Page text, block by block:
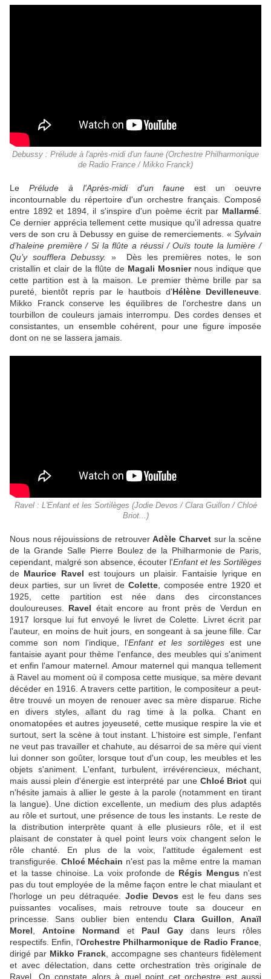
Debussy : Prélude à l'après-midi d'un faune (Orchestre Philharmonique
de Radio France / Mikko Franck)
Le Prélude à l'Après-midi d'un faune est un oeuvre
incontournable du répertoire d'un orchestre français. Composé
entre 1892 et 1894, il s'inspire d'un poème écrit par Mallarmé
Ce dernier apprécia tellement cette musique qu'il adressa quatre
vers de son cru à Debussy en guise de remerciements. « Sylvain
d’haleine première / Si la flûte a réussi / Ouïs toute la lumière /
Qu’y soufflera Debussy.
» Dès les premières notes, le son
cristallin et clair de la flûte de Magali Mosniernous indique que
cette partition est à la maison. Le premier thème brille par sa
pureté, bientôt repris par le hautbois d'Hélène Devilleneuve
Mikko Franck conserve les équilibres de l'orchestre dans un
tourbillon de couleurs jamais interrompu. Des cordes denses et
consistantes, un ensemble cohérent, pour une figure imposée
dont on ne se lassera jamais.
Ravel : L'Enfant et les Sortilèges (Jodie Devos / Clara Guillon / Chloé
Briot...)
Nous nous réjouissions de retrouverAdèle Charvet sur la scène
de la Grande Salle Pierre Boulez de la Philharmonie de Paris,
cependant, malgré son absence, écouter l'Enfant et les Sortilèges
de Maurice Ravel est toujours un plaisir. Fantaisie lyrique en
deux parties, sur un livret de Colette , composée entre 1920 et
1925, cette partition est née dans des circonstances
douloureuses. Ravel était encore au front près de Verdun en
1917 lorsque lui fut envoyé le livret de Colette. Livret écrit par
l'auteur, en moins de huit jours, en songeant à sa jeune fille. Car
comme son nom l'indique, l'Enfant et les sortilèges est une
fantaisie ayant pour thème l'enfance, des meubles qui s'animent
et enfin l'amour maternel. Amour maternel qui manqua tellement
à Ravel au moment où il composa cette musique, sa mère devant
décéder en 1916. A travers cette partition, le compositeur a peut-
être trouvé un moyen de renouer avec sa mère disparue. Riche
en divers styles, allant du rag time à la polka. Chant en
onomatopées et autres joyeuseté, cette musique respire la vie et
surtout, sert la scène à tout instant. L'histoire est simple, l'enfant
ne veut pas travailler et chahute, au désarroi de sa mère qui vient
lui donner son goûter, lorsque tout d'un coup, les meubles et les
objets s'animent. L'enfant, turbulent, irrévérencieux, méchant,
mais aussi plein d'énergie est interprété par une Chloé Briot qui
n'hésite jamais à allier le geste à la parole (notamment en tirant
la langue). Une diction excellente, un medium des plus adaptés
au rôle et surtout, une présence de tous les instants. Le reste de
la distribution interprète quant à elle plusieurs rôle, et il est
plaisant de constater à quel point leurs voix changent selon le
rôle chanté. En plus de la voix, l'attitude également est
transfigurée. Chloé Méchain n'est pas la même entre la maman
et la tasse chinoise. La voix profonde de Régis Mengus n'est
pas du tout employée de la même façon entre le chat miaulant et
l'horloge un peu détraquée. Jodie Devos est le feu dans ses
puissantes vocalises, mais retrouve toute sa douceur en
princesse. Sans oublier bien entenduClara Guillon ,Anaïl
Morel
Antoine Normand et Paul Gay dans leurs rôles
respectifs. Enfin, l'Orchestre Philharmonique de Radio France
dirigé par Mikko Franck , accompagne ses chanteurs fidèlement
et avec délectation, dans cette orchestration très originale de
Ravel. On constate alors à quel point cet orchestre est aussi